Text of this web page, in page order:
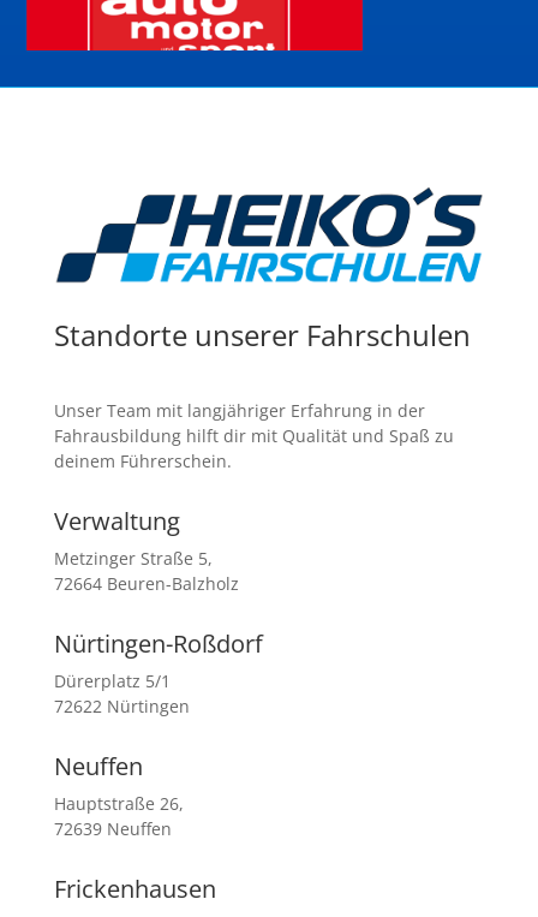
Standorte unserer Fahrschulen
Unser Team mit langjähriger Erfahrung in der
Fahrausbildung hilft dir mit Qualität und Spaß zu
deinem Führerschein.
Verwaltung
Metzinger Straße 5,
72664 Beuren-Balzholz
Nürtingen-Roßdorf
Dürerplatz 5/1
72622 Nürtingen
Neuffen
Hauptstraße 26,
72639 Neuffen
Frickenhausen